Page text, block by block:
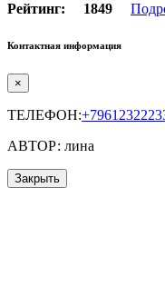
Рейтинг:
1849
Контактная информация
×
ТЕЛЕФОН:
АВТОР: лина
Закрыть